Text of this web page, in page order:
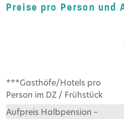
Preise pro Person und
***Gasthöfe/Hotels pro
Person im DZ / Frühstück
Aufpreis Halbpension –